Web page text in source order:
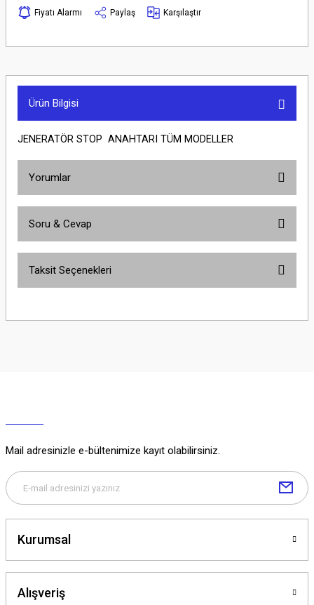
Fiyatı Alarmı
Paylaş Karşılaştır
Ürün Bilgisi
JENERATÖR STOP ANAHTARI TÜM MODELLER
Yorumlar
Soru & Cevap
Soru Sor
Taksit Seçenekleri
Mail adresinizle e-bültenimize kayıt olabilirsiniz.
Kurumsal
Alışveriş